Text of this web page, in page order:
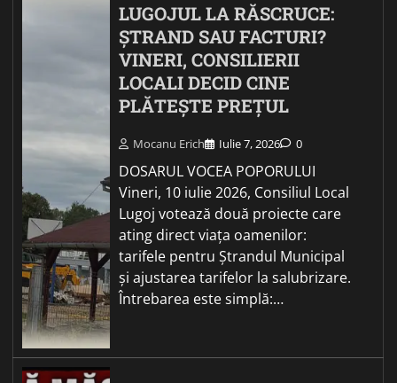
LUGOJUL LA RĂSCRUCE:
ȘTRAND SAU FACTURI?
VINERI, CONSILIERII
LOCALI DECID CINE
PLĂTEȘTE PREȚUL
Mocanu Erich Iulie 7, 2026 0
DOSARUL VOCEA POPORULUI
Vineri, 10 iulie 2026, Consiliul Local
Lugoj votează două proiecte care
ating direct viața oamenilor:
tarifele pentru Ștrandul Municipal
și ajustarea tarifelor la salubrizare.
Întrebarea este simplă:…